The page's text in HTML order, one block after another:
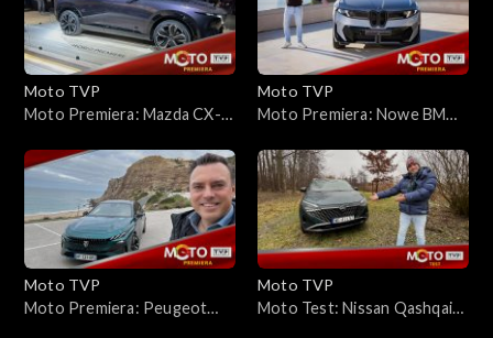
praktyką?
zalety
Moto TVP
Moto Premiera: Mazda CX-
Mazdy z Chin. Zasięg do 610
km i ładowanie 195 kW
Moto TVP
Moto Premiera: Nowe BMW
zasięgu i ładowanie z mocą
400 kW – sprawdziłem je na
torze Ascari!
Moto TVP
Moto Premiera: Peugeot
Moto TVP
Moto Test: Nissan Qashqai